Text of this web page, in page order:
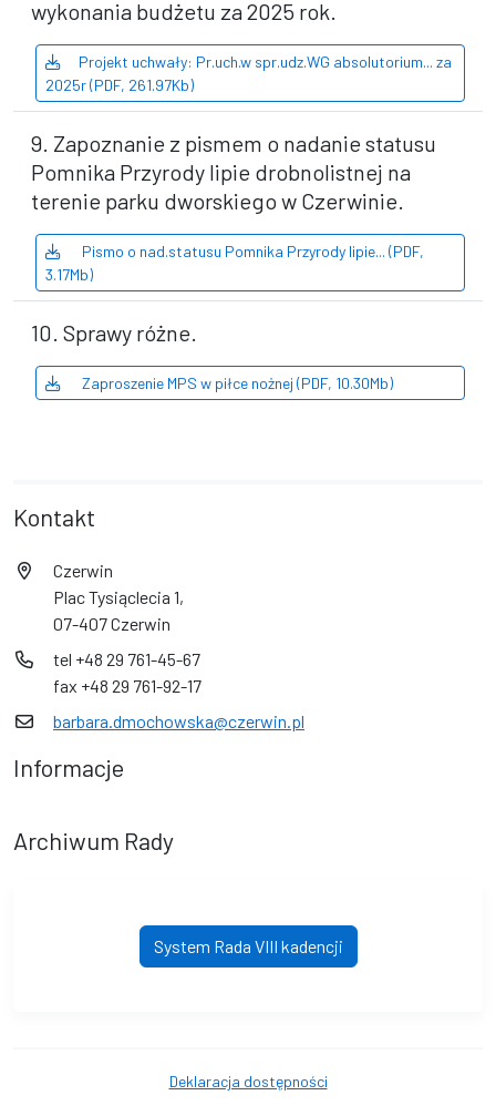
wykonania budżetu za 2025 rok.
Projekt uchwały: Pr.uch.w spr.udz.WG absolutorium... za
2025r (PDF, 261.97Kb)
9. Zapoznanie z pismem o nadanie statusu
Pomnika Przyrody lipie drobnolistnej na
terenie parku dworskiego w Czerwinie.
Pismo o nad.statusu Pomnika Przyrody lipie... (PDF,
3.17Mb)
10. Sprawy różne.
Zaproszenie MPS w piłce nożnej (PDF, 10.30Mb)
Kontakt
Czerwin
Plac Tysiąclecia 1,
07-407 Czerwin
tel +48 29 761-45-67
fax +48 29 761-92-17
barbara.dmochowska@czerwin.pl
Informacje
Archiwum Rady
System Rada VIII kadencji
Deklaracja dostępności